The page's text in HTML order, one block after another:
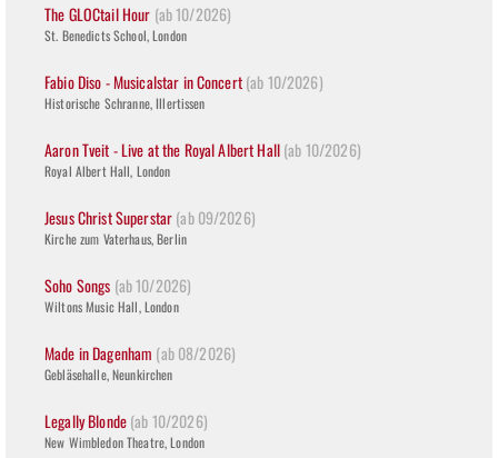
The GLOCtail Hour (ab 10/2026)
St. Benedicts School, London
Fabio Diso - Musicalstar in Concert(ab 10/2026)
Historische Schranne, Illertissen
Aaron Tveit - Live at the Royal Albert Hall(ab 10/2026)
Royal Albert Hall, London
Jesus Christ Superstar(ab 09/2026)
Kirche zum Vaterhaus, Berlin
Soho Songs (ab 10/2026)
Wiltons Music Hall, London
Made in Dagenham (ab 08/2026)
Gebläsehalle, Neunkirchen
Legally Blonde(ab 10/2026)
New Wimbledon Theatre, London